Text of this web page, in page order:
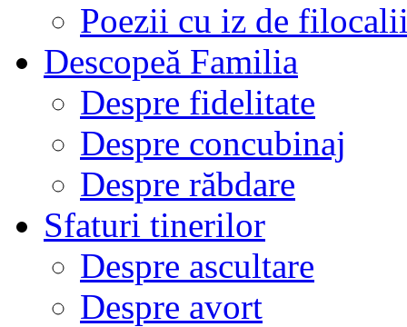
Poezii cu iz de
Descopeă Familia
Despre fidelitate
Despre concubinaj
Despre răbdare
Sfaturi tinerilor
Despre ascultare
Despre avort